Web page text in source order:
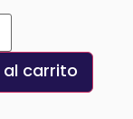
carrito